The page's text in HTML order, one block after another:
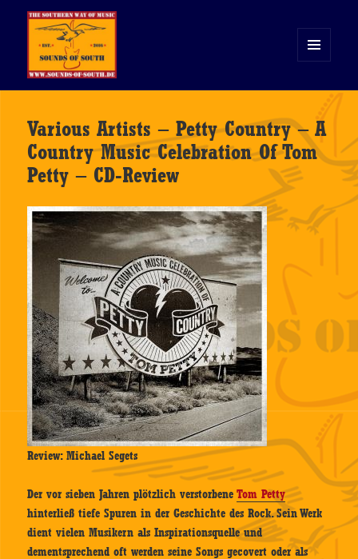
WIDGETS
Various Artists – Petty Country – A
Country Music Celebration Of Tom
Petty – CD-Review
Review: Michael Segets
Der vor sieben Jahren plötzlich verstorbeneTom Petty
hinterließ tiefe Spuren in der Geschichte des Rock. Sein Werk
dient vielen Musikern als Inspirationsquelle und
dementsprechend oft werden seine Songs gecovert oder als